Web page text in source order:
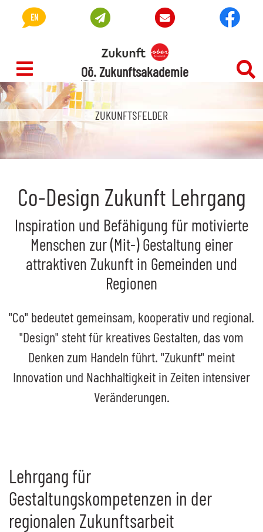
Zum Inhalt
Zum Hauptmenü Accesskey
Zur Suche
Zur Fußzeile mit Kontaktdaten Accesskey
EN
Oö.Zukunftsakademie
ZUKUNFTSFELDER
Co-Design Zukunft Lehrgang
Inspiration und Befähigung für motivierte
Menschen zur (Mit-) Gestaltung einer
attraktiven Zukunft in Gemeinden und
Regionen
"Co" bedeutet gemeinsam, kooperativ und regional.
"Design" steht für kreatives Gestalten, das vom
Denken zum Handeln führt. "Zukunft" meint
Innovation und Nachhaltigkeit in Zeiten intensiver
Veränderungen.
Lehrgang für
Gestaltungskompetenzen in der
regionalen Zukunftsarbeit